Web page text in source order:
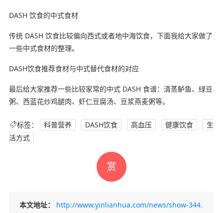
DASH 饮食的中式食材
传统 DASH 饮食比较偏向西式或者地中海饮食，下面我给大家做了
一些中式食材的整理。
DASH饮食推荐食材与中式替代食材的对应
最后给大家推荐一些比较家常的中式 DASH 食谱：清蒸鲈鱼、绿豆
粥、西蓝花炒鸡腿肉、虾仁豆腐汤、豆浆燕麦粥等。
标签： 科普营养 DASH饮食 高血压 健康饮食
生
活方式
赏
本文地址：
http://www.yinlianhua.com/news/show-344.